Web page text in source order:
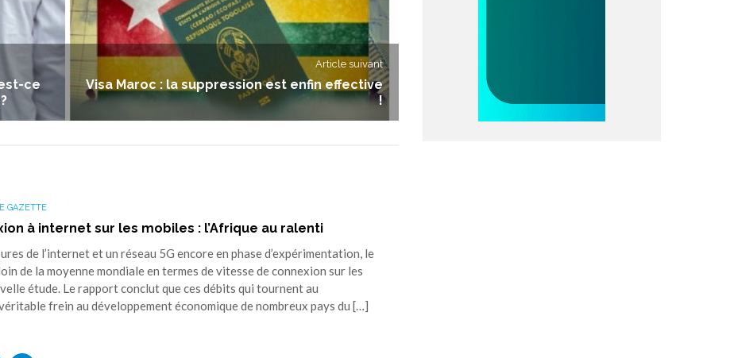
ce
Article suivant
Visa Maroc : la suppression est enfin effective
!
GAZETTE
à internet sur les mobiles : l’Afrique au ralenti
de l’internet et un réseau 5G encore en phase d’expérimentation, le
de la moyenne mondiale en termes de vitesse de connexion sur les
étude. Le rapport conclut que ces débits qui tournent au
frein au développement économique de nombreux pays du […]